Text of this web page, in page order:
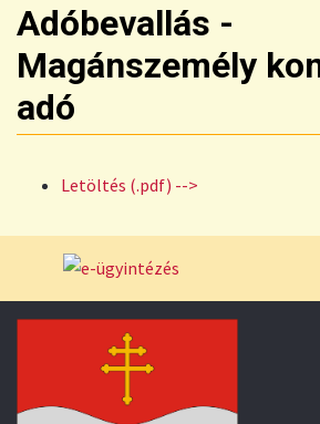
Adóbevallás -
Magánszemély
adó
Letöltés (.pdf) -->